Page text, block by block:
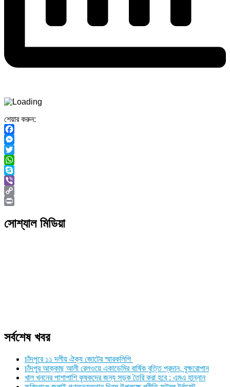
শেয়ার করুন:
Facebook
Messenger
Twitter
WhatsApp
Skype
Viber
Copy
সোশ্যাল মিডিয়া
সর্বশেষ খবর
চাঁদপুরে ১১ দলীয় ঐক্য জোটের স্মারকলিপি
চাঁদপুর আক্কাছ আলী রেলওয়ে একাডেমির বার্ষিক বৃত্তি প্রদান, বৃক্ষরোপান
খাল খননের পাশাপাশি কৃষকদের জন্য সড়ক তৈরি করা হবে : এমএ হান্নান